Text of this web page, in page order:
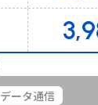
データ通信